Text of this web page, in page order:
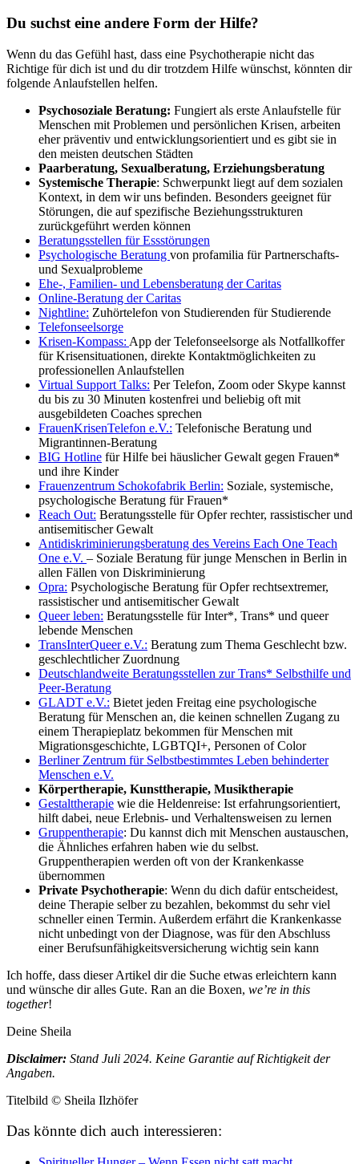
Du suchst eine andere Form der Hilfe?
Wenn du das Gefühl hast, dass eine Psychotherapie nicht das
Richtige für dich ist und du dir trotzdem Hilfe wünschst, könnten dir
folgende Anlaufstellen helfen.
Psychosoziale Beratung: Fungiert als erste Anlaufstelle für
Menschen mit Problemen und persönlichen Krisen, arbeiten
eher präventiv und entwicklungsorientiert und es gibt sie in
den meisten deutschen Städten
Paarberatung, Sexualberatung, Erziehungsberatung
Systemische Therapie: Schwerpunkt liegt auf dem sozialen
Kontext, in dem wir uns befinden. Besonders geeignet für
Störungen, die auf spezifische Beziehungsstrukturen
zurückgeführt werden können
Beratungsstellen für Essstörungen
Psychologische Beratung von profamilia für Partnerschafts-
und Sexualprobleme
Ehe-, Familien- und Lebensberatung der Caritas
Online-Beratung der Caritas
Nightline: Zuhörtelefon von Studierenden für Studierende
Telefonseelsorge
Krisen-Kompass: App der Telefonseelsorge als Notfallkoffer
für Krisensituationen, direkte Kontaktmöglichkeiten zu
professionellen Anlaufstellen
Virtual Support Talks: Per Telefon, Zoom oder Skype kannst
du bis zu 30 Minuten kostenfrei und beliebig oft mit
ausgebildeten Coaches sprechen
FrauenKrisenTelefon e.V.: Telefonische Beratung und
Migrantinnen-Beratung
BIG Hotline für Hilfe bei häuslicher Gewalt gegen Frauen*
und ihre Kinder
Frauenzentrum Schokofabrik Berlin: Soziale, systemische,
psychologische Beratung für Frauen*
Reach Out: Beratungsstelle für Opfer rechter, rassistischer und
antisemitischer Gewalt
Antidiskriminierungsberatung des Vereins Each One Teach
One e.V. – Soziale Beratung für junge Menschen in Berlin in
allen Fällen von Diskriminierung
Opra: Psychologische Beratung für Opfer rechtsextremer,
rassistischer und antisemitischer Gewalt
Queer leben: Beratungsstelle für Inter*, Trans* und queer
lebende Menschen
TransInterQueer e.V.: Beratung zum Thema Geschlecht bzw.
geschlechtlicher Zuordnung
Deutschlandweite Beratungsstellen zur Trans* Selbsthilfe und
Peer-Beratung
GLADT e.V.: Bietet jeden Freitag eine psychologische
Beratung für Menschen an, die keinen schnellen Zugang zu
einem Therapieplatz bekommen für Menschen mit
Migrationsgeschichte, LGBTQI+, Personen of Color
Berliner Zentrum für Selbstbestimmtes Leben behinderter
Menschen e.V.
Körpertherapie, Kunsttherapie, Musiktherapie
Gestalttherapie wie die Heldenreise: Ist erfahrungsorientiert,
hilft dabei, neue Erlebnis- und Verhaltensweisen zu lernen
Gruppentherapie: Du kannst dich mit Menschen austauschen,
die Ähnliches erfahren haben wie du selbst.
Gruppentherapien werden oft von der Krankenkasse
übernommen
Private Psychotherapie: Wenn du dich dafür entscheidest,
deine Therapie selber zu bezahlen, bekommst du sehr viel
schneller einen Termin. Außerdem erfährt die Krankenkasse
nicht unbedingt von der Diagnose, was für den Abschluss
einer Berufsunfähigkeitsversicherung wichtig sein kann
Ich hoffe, dass dieser Artikel dir die Suche etwas erleichtern kann
und wünsche dir alles Gute. Ran an die Boxen, we’re in this
together!
Deine Sheila
Disclaimer: Stand Juli 2024. Keine Garantie auf Richtigkeit der
Angaben.
Titelbild © Sheila Ilzhöfer
Das könnte dich auch interessieren: